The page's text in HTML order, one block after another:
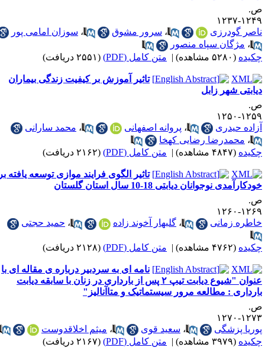
۱۲۳۷
گودرزی
،سرور مشوق ،سوزان امامی پور
،مژگان سپاه منصور
(۵۲۸۰ مشاهده) | متن کامل (PDF) (۲۵۵۱ دریافت)
تاثیر آموزش بر کیفیت زندگی بیماران
شهر زابل
۱۲۵۰
حیدری
،پروانه اصفهانی ،محمد سارانی
،محمدرضا رضایی کهخا
(۴۸۴۷ مشاهده) | متن کامل (PDF) (۲۱۶۲ دریافت)
تاثیر الگوی فرایند موازی توسعه یافته بر
نوجوانان دیابتی 18-10 سال استان گلستان
۱۲۶۰
زمانی
،گلبهار آخوند زاده ،حمید حجتی
(۴۷۶۲ مشاهده) | متن کامل (PDF) (۲۱۲۸ دریافت)
نامه ای به سردبیر درباره ی مقاله ای با
عنوان "شیوع دیابت تیپ ۲ پس از بارداری در زنان با سابقه دیابت
: مطالعه مرور سیستماتیک و متاآنالیز"
۱۲۷۰
پزشگی
،سعید قوی ،میثم اخلاقدوست
(۳۹۷۹ مشاهده) | متن کامل (PDF) (۲۱۶۷ دریافت)